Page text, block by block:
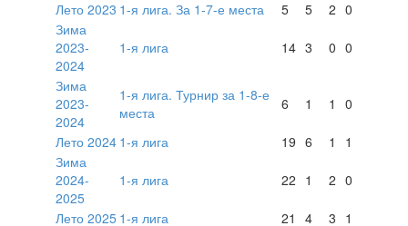
Лето 2023 1-я лига. За 1-7-е места 5 5 2 0
Зима
2023-
2024
1-я лига 14 3 0 0
Зима
2023-
2024
1-я лига. Турнир за 1-8-е
места
6 1 1 0
Лето 2024 1-я лига 19 6 1
1
Зима
2024-
2025
1-я лига 22 1 2 0
Лето 2025 1-я лига 21 4 3 1